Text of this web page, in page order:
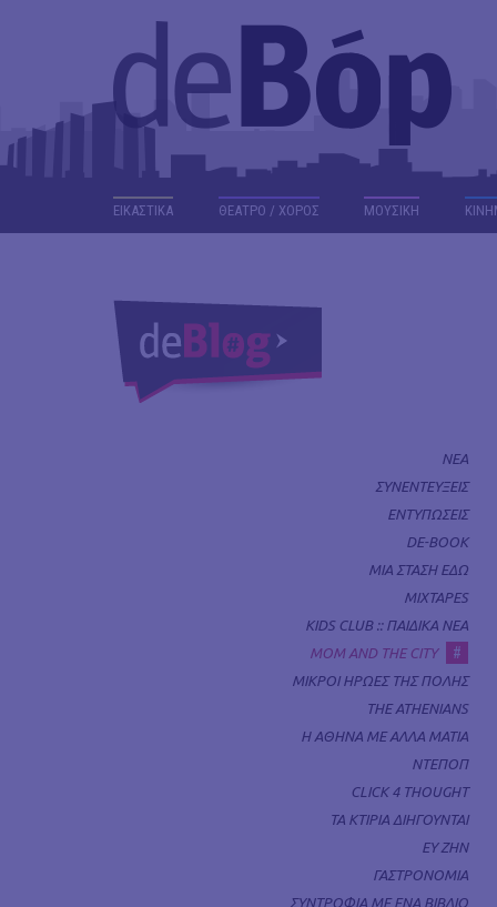
ΕΙΚΑΣΤΙΚΑ ΘΕΑΤΡΟ / ΧΟΡΟΣ ΜΟΥΣΙΚΗ
ΝΕΑ
ΣΥΝΕΝΤΕΥΞΕΙΣ
ΕΝΤΥΠΩΣΕΙΣ
DE-BOOK
ΜΙΑ ΣΤΑΣΗ ΕΔΩ
MIXTAPES
KIDS CLUB :: ΠΑΙΔΙΚΑ ΝΕΑ
MOM AND THE CITY
#
ΜΙΚΡΟΙ ΗΡΩΕΣ ΤΗΣ ΠΟΛΗΣ
THE ATHENIANS
Η ΑΘΗΝΑ ΜΕ ΑΛΛΑ ΜΑΤΙΑ
ΝΤΕΠΟΠ
CLICK 4 THOUGHT
ΤΑ ΚΤΙΡΙΑ ΔΙΗΓΟΥΝΤΑΙ
ΕΥ ΖΗΝ
ΓΑΣΤΡΟΝΟΜΙΑ
ΣΥΝΤΡΟΦΙΑ ΜΕ ΕΝΑ ΒΙΒΛΙΟ